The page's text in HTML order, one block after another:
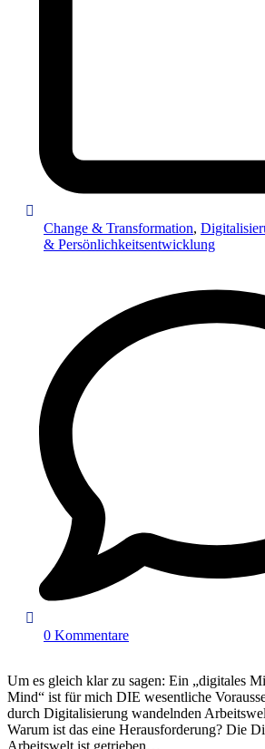
Change & Transformation,
& Persönlichkeitsentwicklung
0 Kommentare
Um es gleich klar zu sagen: Ein „digitales
Mind“ ist für mich DIE wesentliche
durch Digitalisierung wandelnden
Warum ist das eine Herausforderung? Die